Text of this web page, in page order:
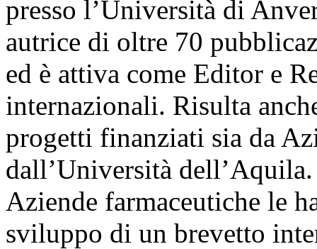
presso l’Università di
autrice di oltre 70
ed è attiva come Editor e
internazionali. Risulta
progetti finanziati sia da
dall’Università
Aziende farmaceutiche le
sviluppo di un brevetto